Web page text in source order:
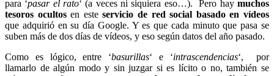
para ‘pasar el rato‘ (a veces ni siquiera eso…). Pero haymuchos
tesoros ocultosen esteservicio de red social basado en vídeos
que adquirió en su día Google. Y es que cada minuto que pasa se
suben más de dos días de vídeos, y eso según datos del año pasado.
Como es lógico, entre ‘basurillas‘ e ‘intrascendencias‘, por
llamarlo de algún modo y sin juzgar si es lícito o no, también se